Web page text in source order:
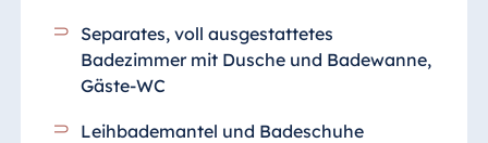
Separates, voll ausgestattetes
Badezimmermit Dusche und Badewanne,
Gäste-WC
Leihbademantel und Badeschuhe